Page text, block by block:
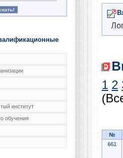
институт
обучения
1 2
№
661